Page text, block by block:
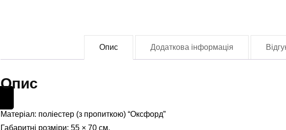
Опис Додаткова інформація
Опис
Матеріал: поліестер (з пропиткою) “Оксфорд”
Габаритні розміри: 55 × 70 см.